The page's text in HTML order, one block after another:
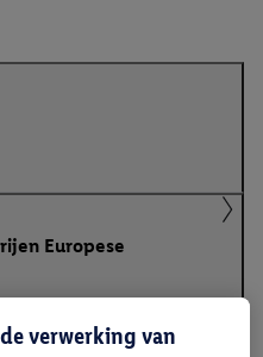
Europese
verwerking van